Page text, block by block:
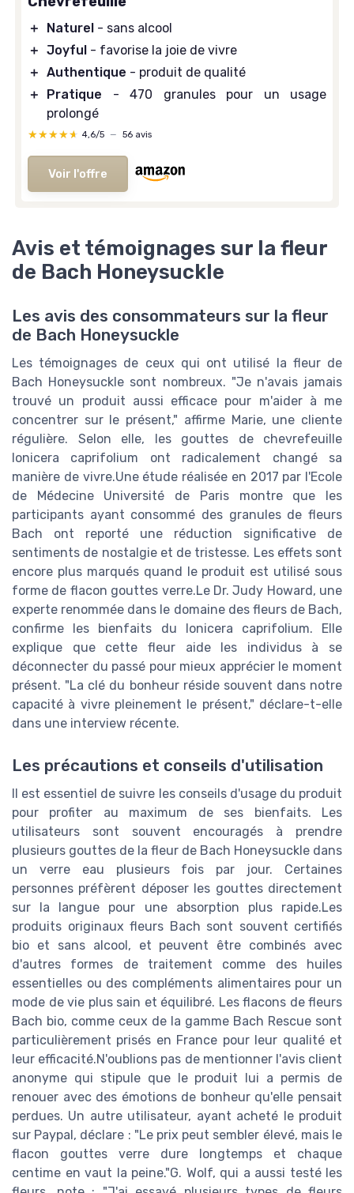
＋ Naturel - sans alcool
＋ Joyful - favorise la joie de vivre
＋ Authentique - produit de qualité
＋
Pratique - 470 granules pour un usage
prolongé
★★★★★
★★★★★ 4,6/5 — 56 avis
Voir l'offre
Avis et témoignages sur la fleur
de Bach Honeysuckle
Les avis des consommateurs sur la fleur
de Bach Honeysuckle
Les témoignages de ceux qui ont utilisé la fleur de
Bach Honeysuckle sont nombreux. "Je n'avais jamais
trouvé un produit aussi efficace pour m'aider à me
concentrer sur le présent," affirme Marie, une cliente
régulière. Selon elle, les gouttes de chevrefeuille
lonicera caprifolium ont radicalement changé sa
manière de vivre.Une étude réalisée en 2017 par l'Ecole
de Médecine Université de Paris montre que les
participants ayant consommé des granules de fleurs
Bach ont reporté une réduction significative de
sentiments de nostalgie et de tristesse. Les effets sont
encore plus marqués quand le produit est utilisé sous
forme de flacon gouttes verre.Le Dr. Judy Howard, une
experte renommée dans le domaine des fleurs de Bach,
confirme les bienfaits du lonicera caprifolium. Elle
explique que cette fleur aide les individus à se
déconnecter du passé pour mieux apprécier le moment
présent. "La clé du bonheur réside souvent dans notre
capacité à vivre pleinement le présent," déclare-t-elle
dans une interview récente.
Les précautions et conseils d'utilisation
Il est essentiel de suivre les conseils d'usage du produit
pour profiter au maximum de ses bienfaits. Les
utilisateurs sont souvent encouragés à prendre
plusieurs gouttes de la fleur de Bach Honeysuckle dans
un verre eau plusieurs fois par jour. Certaines
personnes préfèrent déposer les gouttes directement
sur la langue pour une absorption plus rapide.Les
produits originaux fleurs Bach sont souvent certifiés
bio et sans alcool, et peuvent être combinés avec
d'autres formes de traitement comme des huiles
essentielles ou des compléments alimentaires pour un
mode de vie plus sain et équilibré. Les flacons de fleurs
Bach bio, comme ceux de la gamme Bach Rescue sont
particulièrement prisés en France pour leur qualité et
leur efficacité.N'oublions pas de mentionner l'avis client
anonyme qui stipule que le produit lui a permis de
renouer avec des émotions de bonheur qu'elle pensait
perdues. Un autre utilisateur, ayant acheté le produit
sur Paypal, déclare : "Le prix peut sembler élevé, mais le
flacon gouttes verre dure longtemps et chaque
centime en vaut la peine."G. Wolf, qui a aussi testé les